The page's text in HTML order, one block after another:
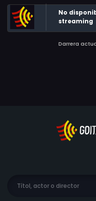
No
streaming
Darrera